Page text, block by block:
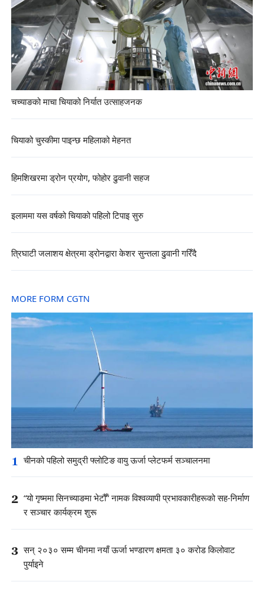
चच्याङको माचा चियाको निर्यात उत्साहजनक
चियाको चुस्कीमा पाइन्छ महिलाको मेहनत
हिमशिखरमा ड्रोन प्रयोग, फोहोर ढुवानी सहज
इलाममा यस वर्षको चियाको पहिलो टिपाइ सुरु
त्रिघाटी जलाशय क्षेत्रमा ड्रोनद्वारा केशर सुन्तला ढुवानी गरिँदै
MORE FORM CGTN
1 चीनको पहिलो समुद्री फ्लोटिङ वायु ऊर्जा प्लेटफर्म सञ्चालनमा
2 “यो गृष्ममा सिनच्याङमा भेटौँ” नामक विश्वव्यापी प्रभावकारीहरूको सह-निर्माण
र सञ्चार कार्यक्रम शुरू
3 सन् २०३० सम्म चीनमा नयाँ ऊर्जा भण्डारण क्षमता ३० करोड किलोवाट
पुर्याइने